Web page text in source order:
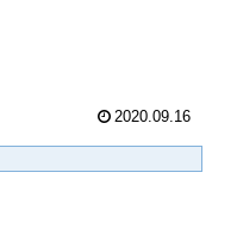
2020.09.16